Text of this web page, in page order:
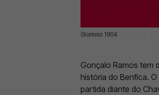
Glorioso 1904
31 Out 2022 | 15:55 |
Gonçalo Ramos tem
história do Benfica.
partida diante do